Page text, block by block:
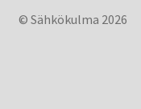
© Sähkökulma 2026